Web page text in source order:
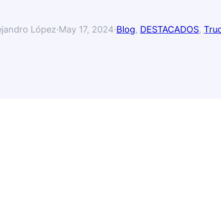
López·May 17, 2024·Blog, DESTACADOS,